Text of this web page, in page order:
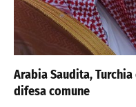
Arabia Saudita,
difesa comune